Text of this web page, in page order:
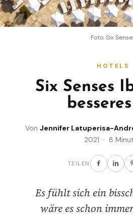
Foto: Six
HOTELS
Six Senses
Von Jennifer Latuperisa-
2021 · 8
TEILEN
Es fühlt sich ein
wäre es schon